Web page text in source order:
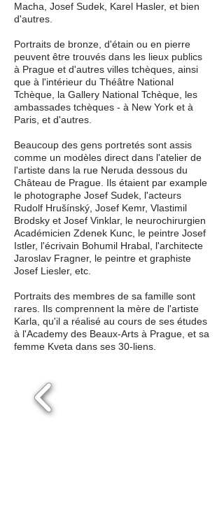
Macha, Josef Sudek, Karel Hasler, et bien
d'autres.
Portraits de bronze, d'étain ou en pierre
peuvent être trouvés dans les lieux publics
à Prague et d'autres villes tchèques, ainsi
que à l'intérieur du Théâtre National
Tchèque, la Gallery National Tchèque, les
ambassades tchèques - à New York et à
Paris, et d'autres.
Beaucoup des gens portretés sont assis
comme un modèles direct dans l'atelier de
l'artiste dans la rue Neruda dessous du
Château de Prague. Ils étaient par example
le photographe Josef Sudek, l'acteurs
Rudolf Hrušínský, Josef Kemr, Vlastimil
Brodsky et Josef Vinklar, le neurochirurgien
Académicien Zdenek Kunc, le peintre Josef
Istler, l'écrivain Bohumil Hrabal, l'architecte
Jaroslav Fragner, le peintre et graphiste
Josef Liesler, etc.
Portraits des membres de sa famille sont
rares. Ils comprennent la mère de l'artiste
Karla, qu'il a réalisé au cours de ses études
à l'Academy des Beaux-Arts à Prague, et sa
femme Kveta dans ses 30-liens.